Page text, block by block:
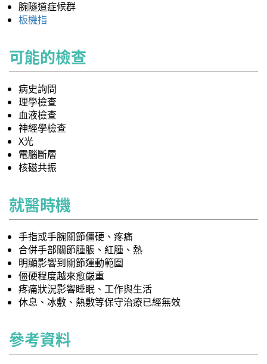
腕隧道症候群
板機指
可能的檢查
病史詢問
理學檢查
血液檢查
神經學檢查
X光
電腦斷層
核磁共振
就醫時機
手指或手腕關節僵硬、疼痛
合併手部關節腫脹、紅腫、熱
明顯影響到關節運動範圍
僵硬程度越來愈嚴重
疼痛狀況影響睡眠、工作與生活
休息、冰敷、熱敷等保守治療已經無效
參考資料